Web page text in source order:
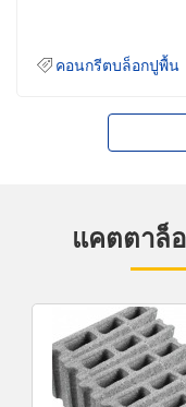
คอนกรีตบล็อกปูพื้น
แคตตาล็